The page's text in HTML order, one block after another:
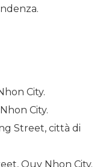
City.
City.
Street, città di
Quy Nhon City.